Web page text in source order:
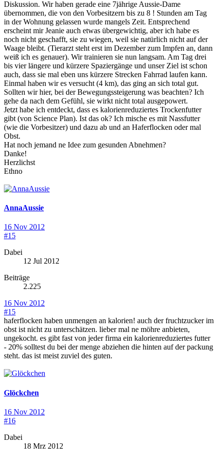
Diskussion. Wir haben gerade eine 7jährige Aussie-Dame
übernommen, die von den Vorbesitzern bis zu 8 ! Stunden am Tag
in der Wohnung gelassen wurde mangels Zeit. Entsprechend
erscheint mir Jeanie auch etwas übergewichtig, aber ich habe es
noch nicht geschafft, sie zu wiegen, weil sie natürlich nicht auf der
Waage bleibt. (Tierarzt steht erst im Dezember zum Impfen an, dann
weiß ich es genauer). Wir trainieren sie nun langsam. Am Tag drei
bis vier längere und kürzere Spaziergänge und unser Ziel ist schon
auch, dass sie mal eben uns kürzere Strecken Fahrrad laufen kann.
Einmal haben wir es versucht (4 km), das ging an sich total gut.
Sollten wir hier, bei der Bewegungssteigerung was beachten? Ich
gehe da nach dem Gefühl, sie wirkt nicht total ausgepowert.
Jetzt habe ich entdeckt, dass es kalorienreduziertes Trockenfutter
gibt (von Science Plan). Ist das ok? Ich mische es mit Nassfutter
(wie die Vorbesitzer) und dazu ab und an Haferflocken oder mal
Obst.
Hat noch jemand ne Idee zum gesunden Abnehmen?
Danke!
Herzlichst
Ethno
AnnaAussie
16 Nov 2012
#15
Dabei
12 Jul 2012
Beiträge
2.225
16 Nov 2012
#15
haferflocken haben unmengen an kalorien! auch der fruchtzucker im
obst ist nicht zu unterschätzen. lieber mal ne möhre anbieten,
ungekocht. es gibt fast von jeder firma ein kalorienreduziertes futter
- 20% solltest du bei der menge abziehen die hinten auf der packung
steht. das ist meist zuviel des guten.
Glöckchen
16 Nov 2012
#16
Dabei
18 Mrz 2012